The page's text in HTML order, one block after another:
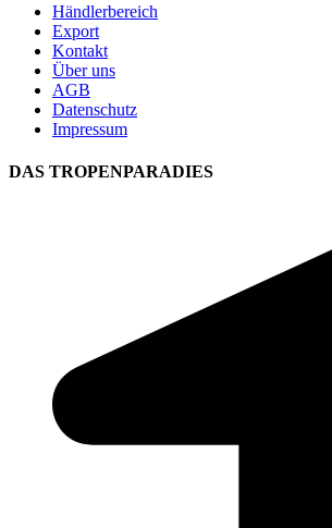
Händlerbereich
Export
Kontakt
Über uns
AGB
Datenschutz
Impressum
DAS TROPENPARADIES